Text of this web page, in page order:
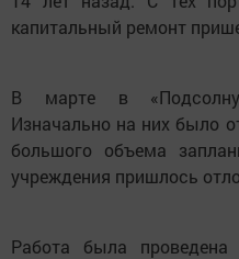
капитальный ремонт
В марте в
Изначально на них было
большого объема
учреждения пришлось
Работа была проведена